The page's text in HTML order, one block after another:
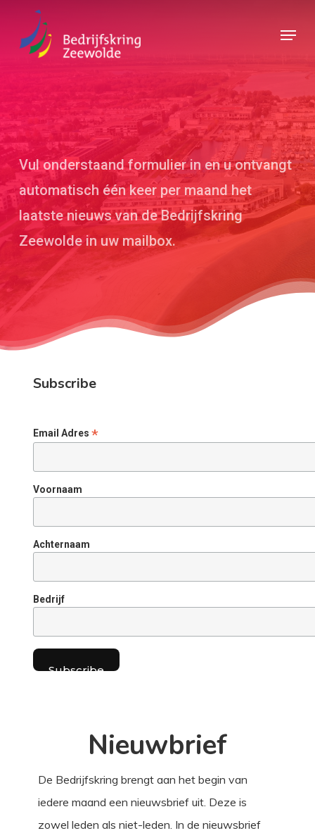
Menu
Vul onderstaand formulier in en u ontvangt
automatisch één keer per maand het
laatste nieuws van de Bedrijfskring
Zeewolde in uw mailbox.
Subscribe
Email Adres *
Voornaam
Achternaam
Bedrijf
Nieuwbrief
De Bedrijfskring brengt aan het begin van
iedere maand een nieuwsbrief uit. Deze is
zowel leden als niet-leden. In de nieuwsbrief